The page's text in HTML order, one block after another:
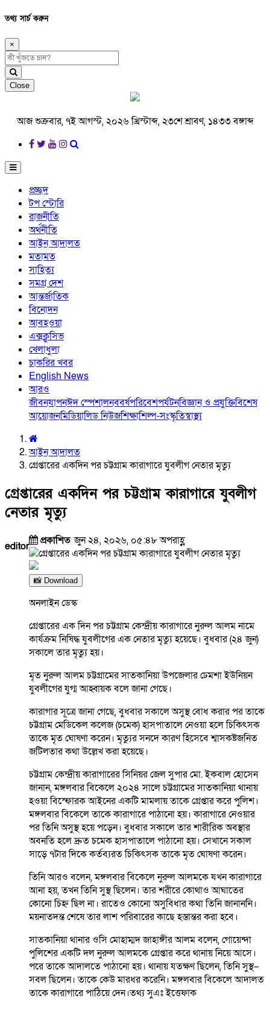
তথ্য সার্চ করুন
×
Close
আজ শুক্রবার, ৭ই আগস্ট, ২০২৬ খ্রিস্টাব্দ, ২৩শে শ্রাবণ, ১৪৩৩ বঙ্গাব্দ
প্রচ্ছদ
টপ স্টোরি
রাজনীতি
অর্থনীতি
আইন আদালত
মতামত
সাহিত্য
সমগ্র দেশ
আন্তর্জাতিক
বিনোদন
আবহওয়া
এক্সক্লুসিভ
খেলাধুলা
চাকরির খবর
English News
আরও
জীবনযাপনঈদ স্পেশালনববর্ষপরিবেশপর্যটনবিজ্ঞান ও প্রযুক্তিবিশেষ
আয়োজনমিডিয়ালিড নিউজশিক্ষাশিল্প-সংস্কৃতিস্বাস্থ্য
আইন আদালত
গ্রেপ্তারের একদিন পর চট্টগ্রাম কারাগারে যুবলীগ নেতার মৃত্যু
গ্রেপ্তারের একদিন পর চট্টগ্রাম কারাগারে যুবলীগ
নেতার মৃত্যু
editor প্রকাশিতজুন ২৪, ২০২৬, ০৫:৪৮ অপরাহ্ণ
📸 Download
অনলাইন ডেস্ক
গ্রেপ্তারের এক দিন পর চট্টগ্রাম কেন্দ্রীয় কারাগারে নুরুল আলম নামে
কার্যক্রম নিষিদ্ধ যুবলীগের এক নেতার মৃত্যু হয়েছে। বুধবার (২৪ জুন)
সকালে তার মৃত্যু হয়।
মৃত নুরুল আলম চট্টগ্রামের সাতকানিয়া উপজেলার ঢেমশা ইউনিয়ন
যুবলীগের যুগ্ম আহ্বায়ক বলে জানা গেছে।
কারাগার সূত্রে জানা গেছে, বুধবার সকালে অসুস্থ বোধ করার পর তাকে
চট্টগ্রাম মেডিকেল কলেজ (চমেক) হাসপাতালে নেওয়া হলে চিকিৎসক
তাকে মৃত ঘোষণা করেন। মৃত্যুর সনদে কারণ হিসেবে শ্বাসকষ্টজনিত
জটিলতার কথা উল্লেখ করা হয়েছে।
চট্টগ্রাম কেন্দ্রীয় কারাগারের সিনিয়র জেল সুপার মো. ইকবাল হোসেন
জানান, মঙ্গলবার বিকেলে ২০২৪ সালে চট্টগ্রামের সাতকানিয়া থানায়
হওয়া বিস্ফোরক আইনের একটি মামলায় তাকে গ্রেপ্তার করে পুলিশ।
মঙ্গলবার বিকেলে তাকে কারাগারে পাঠানো হয়। কারাগারে নেওয়ার
পর তিনি অসুস্থ হয়ে পড়েন। বুধবার সকালে তার শারীরিক অবস্থার
অবনতি হলে দ্রুত চমেক হাসপাতালে পাঠানো হয়। সেখানে সকাল
সাড়ে ৭টার দিকে কর্তব্যরত চিকিৎসক তাকে মৃত ঘোষণা করেন।
তিনি আরও বলেন, মঙ্গলবার বিকেলে নুরুল আলমকে যখন কারাগারে
আনা হয়, তখন তিনি সুস্থ ছিলেন। তার শরীরে কোথাও আঘাতের
কোনো চিহ্ন ছিল না। রাতেও কোনো অসুবিধার কথা তিনি জানাননি।
ময়নাতদন্ত শেষে তার লাশ পরিবারের কাছে হস্তান্তর করা হবে।
সাতকানিয়া থানার ওসি মোহাম্মদ জাহাঙ্গীর আলম বলেন, গোয়েন্দা
পুলিশের একটি দল নুরুল আলমকে গ্রেপ্তার করে থানায় নিয়ে আসে।
পরে তাকে আদালতে পাঠানো হয়। থানায় যতক্ষণ ছিলেন, তিনি সুস্থ–
সবল ছিলেন। তাকে কেউ মারধর করেনি। মঙ্গলবার বিকেলে আদালত
তাকে কারাগারে পাঠিয়ে দেন।তথ্য সুএঃ ইত্তেফাক